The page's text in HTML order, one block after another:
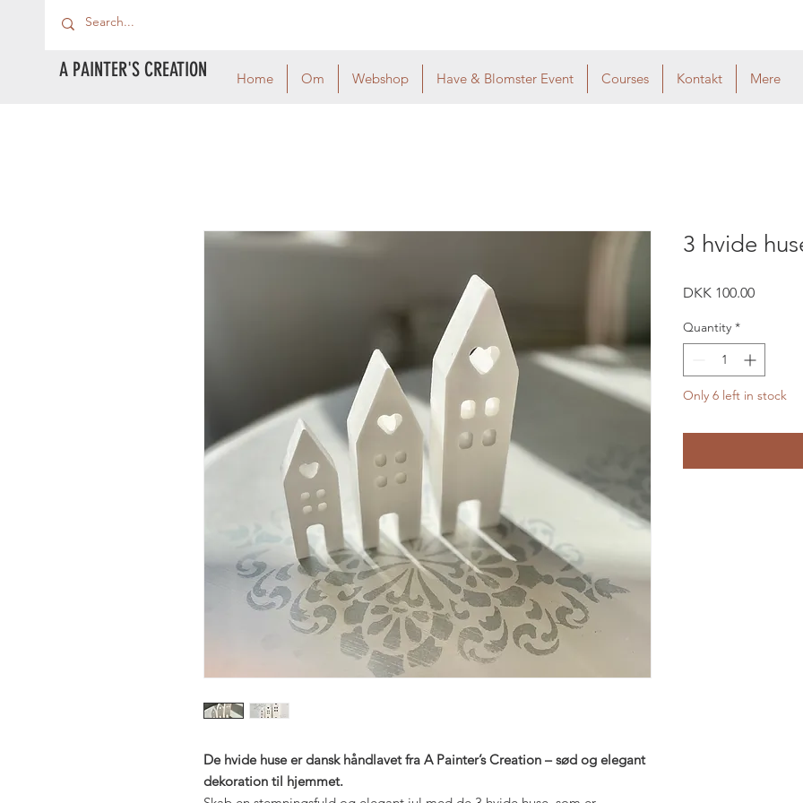
A PAINTER'S CREATION Home Om Webshop Have & Blomster Event Courses Kontakt Mere
De hvide huse er dansk håndlavet fra A Painter’s Creation – sød og elegant
dekoration til hjemmet.
3 hvide
DKK 100.00Price
Quantity *
Only 6 left in stock